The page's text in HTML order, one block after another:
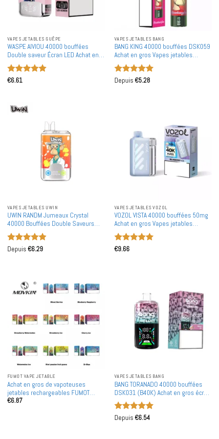
VAPES JETABLES GUÊPE
WASPE AIVIOU 40000 bouffées
Double saveur Écran LED Achat en
gros Vapes jetables rechargeables
en gros
Note
€6.61
VAPES JETABLES BANG
BANG KING 40000 bouffées DSK059
Achat en gros Vapes jetables
rechargeables en gros
Note 5sur
Depuis €5.28
VAPES JETABLES UWIN
UWIN RANDM Jumeaux Crystal
40000 Bouffées Double Saveurs
Achat en Gros Vapes Jetables
Rechargeables en Gros
Note 4.91
Depuis €6.29
VAPES JETABLES VOZOL
VOZOL VISTA 40000 bouffées 50mg
Achat en gros Vapes jetables
rechargeables en vente en gros
Note
€9.66
FUMOT VAPE JETABLE
Achat en gros de vapoteuses
jetables rechargeables FUMOT
Leopard 40K bouffées en vente en
€6.87
VAPES JETABLES BANG
BANG TORANADO 40000 bouffées
DSK031 (B40K) Achat en gros écran
LCD Vapes jetables rechargeables
en vente en gros
Note 5sur
Depuis €6.54